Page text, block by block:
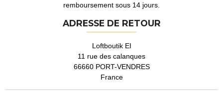
remboursement sous 14 jours.
ADRESSE DE RETOUR
Loftboutik EI
11 rue des calanques
66660 PORT-VENDRES
France